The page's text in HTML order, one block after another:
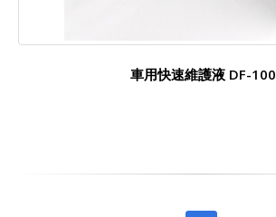
車用快速維護液 DF-100